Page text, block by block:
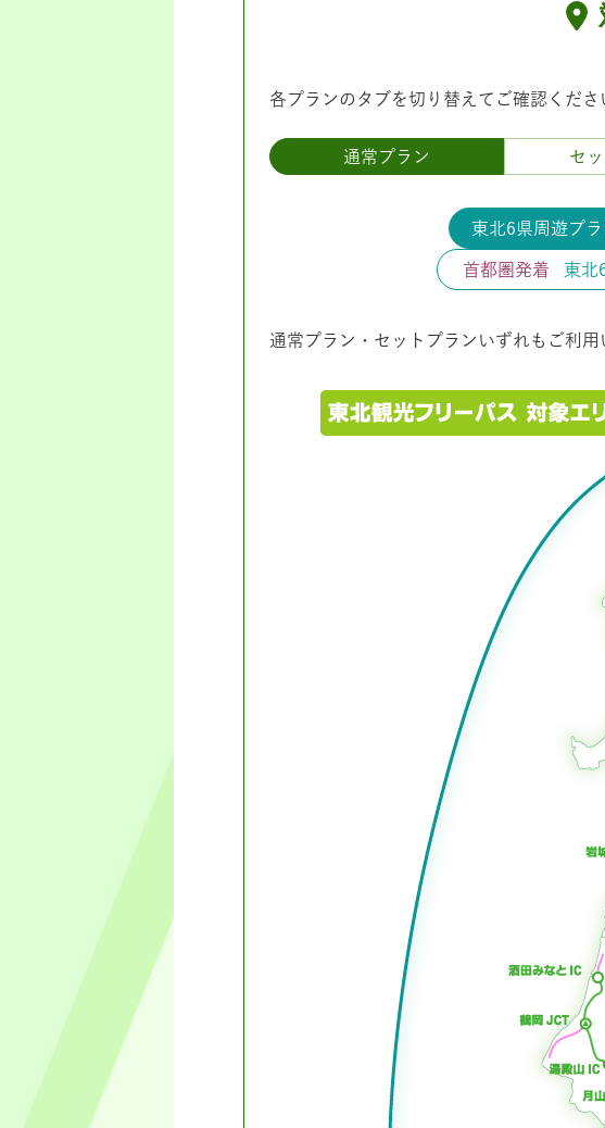
各プランのタブを切り替えて ご確認くださ
通常プラン セ
東北6県周遊プラ
首都圏発着 東北
通常プラン・セットプランいずれも ご利用